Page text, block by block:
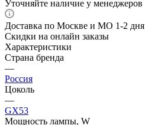
Уточняйте наличие у менеджеров
Доставка по Москве и МО 1-2 дня
Скидки на онлайн заказы
Характеристики
Страна бренда
—
Россия
Цоколь
—
GX53
Мощность лампы, W